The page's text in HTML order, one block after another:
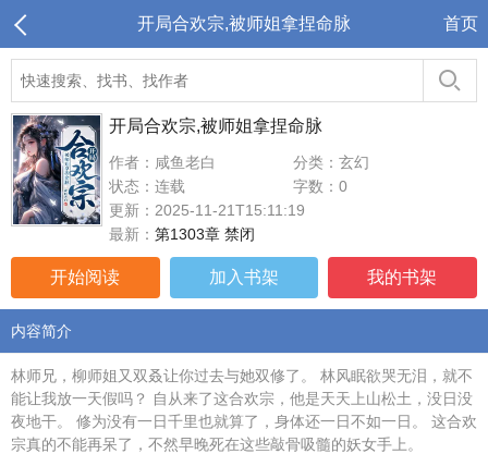
开局合欢宗,被师姐拿捏命脉 首页
开局合欢宗,被师姐拿捏命脉
作者：咸鱼老白
分类：玄幻
状态：连载
字数：0
更新：2025-11-21T15:11:19
最新： 第1303章 禁闭
开始阅读 加入书架 我的书架
内容简介
林师兄，柳师姐又双叒让你过去与她双修了。 林风眠欲哭无泪，就不
能让我放一天假吗？ 自从来了这合欢宗，他是天天上山松土，没日没
夜地干。 修为没有一日千里也就算了，身体还一日不如一日。 这合欢
宗真的不能再呆了，不然早晚死在这些敲骨吸髓的妖女手上。